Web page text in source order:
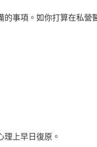
事項。如你打算在私營
上早日復原。